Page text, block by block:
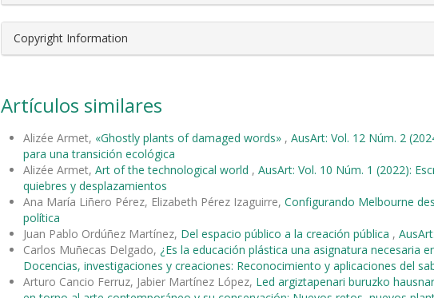
Copyright Information
Artículos similares
Alizée Armet, «Ghostly plants of damaged words» , AusArt: Vol. 12 Núm. 2
para una transición ecológica
Alizée Armet, Art of the technological world , AusArt: Vol. 10 Núm. 1 (2022):
quiebres y desplazamientos
Ana María Liñero Pérez, Elizabeth Pérez Izaguirre, Configurando Melbourne
política
Juan Pablo Ordúñez Martínez, Del espacio público a la creación pública ,
Carlos Muñecas Delgado, ¿Es la educación plástica una asignatura necesaria
Docencias, investigaciones y creaciones: Reconocimiento y aplicaciones del
Arturo Cancio Ferruz, Jabier Martínez López, Led argiztapenari buruzko